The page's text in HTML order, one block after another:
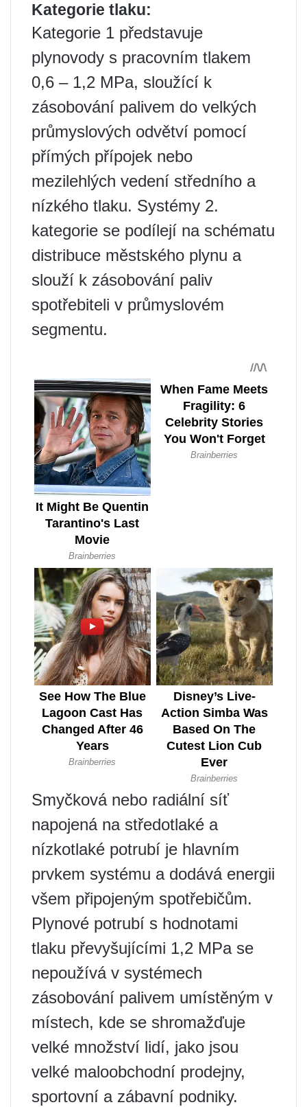
Kategorie tlaku:
Kategorie 1 představuje
plynovody s pracovním tlakem
0,6 – 1,2 MPa, sloužící k
zásobování palivem do velkých
průmyslových odvětví pomocí
přímých přípojek nebo
mezilehlých vedení středního a
nízkého tlaku. Systémy 2.
kategorie se podílejí na schématu
distribuce městského plynu a
slouží k zásobování paliv
spotřebiteli v průmyslovém
segmentu.
Smyčková nebo radiální síť
napojená na středotlaké a
nízkotlaké potrubí je hlavním
prvkem systému a dodává energii
všem připojeným spotřebičům.
Plynové potrubí s hodnotami
tlaku převyšujícími 1,2 MPa se
nepoužívá v systémech
zásobování palivem umístěným v
místech, kde se shromažďuje
velké množství lidí, jako jsou
velké maloobchodní prodejny,
sportovní a zábavní podniky.